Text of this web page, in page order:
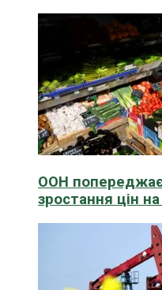
ООН
зростання цін